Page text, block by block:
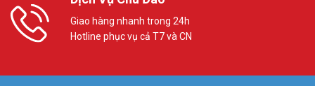
Giao hàng nhanh trong 24h
Hotline phục vụ cả T7 và CN